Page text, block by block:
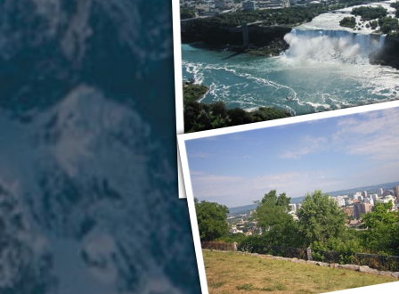
Ниагарский водопад
Ниагарский водопад.